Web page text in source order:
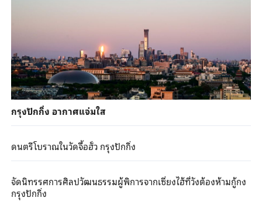
กรุงปักกิ่ง อากาศแจ่มใส
ดนตรีโบราณในวัดจื้อฮั่ว กรุงปักกิ่ง
จัดนิทรรศการศิลปวัฒนธรรมผู้พิการจากเซี่ยงไฮ้ที่วังต้องห้ามกู้กง
กรุงปักกิ่ง